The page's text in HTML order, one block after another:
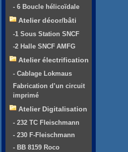
- 6 Boucle hélicoïdale
Atelier décor/bâti
-1 Sous Station SNCF
-2 Halle SNCF AMFG
Atelier électrification
- Cablage Lokmaus
Fabrication d’un circuit
imprimé
Atelier Digitalisation
- 232 TC Fleischmann
- 230 F-Fleischmann
- BB 8159 Roco